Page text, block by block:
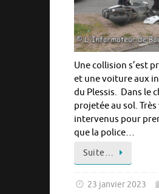
Une collision s’est
et une voiture aux
du Plessis. Dans le
projetée au sol.
intervenus pour
que la police…
Suite…
23 janvier 2023